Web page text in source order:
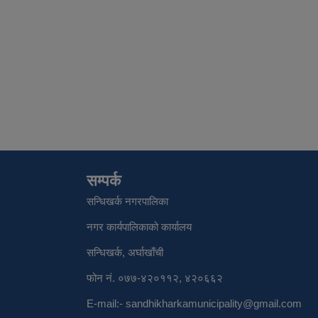
सम्पर्क
सन्धिखर्क नगरपालिका
नगर कार्यपालिकाको कार्यालय
सन्धिखर्क, अर्घाखाँची
फोन नं. ०७७-४२०११२, ४२०६६२
E-mail:- sandhikharkamunicipality@gmail.com